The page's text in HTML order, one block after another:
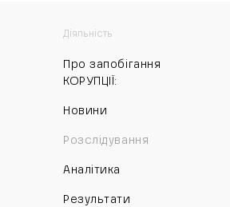
Діяльність
Про запобігання
КОРУПЦІЇ:
Новини
Розслідування
Аналітика
Результати